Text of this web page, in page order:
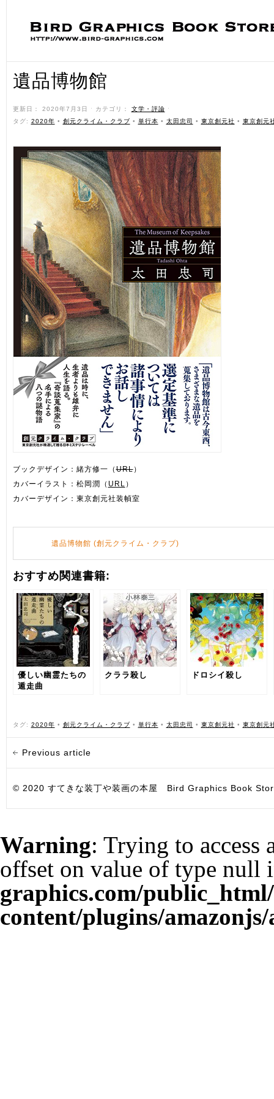
遺品博物館
更新日： 2020年7月3日 ˑ カテゴリ： 文学・評論 ˑ
タグ: 2020年 • 創元クライム・クラブ • 単行本 • 太田忠司 • 東京創元社 • 東京創元
ブックデザイン：緒方修一（URL）
カバーイラスト：松岡潤（ URL ）
カバーデザイン：東京創元社装幀室
遺品博物館 (創元クライム・クラブ)
おすすめ関連書籍:
優しい幽霊たちの
遁走曲
クララ殺し ドロシイ殺し
タグ: 2020年 • 創元クライム・クラブ • 単行本 • 太田忠司 • 東京創元社 • 東京創元
Previous article
© 2020 すてきな装丁や装画の本屋 Bird Graphics Book
Warning: Trying to access
offset on value of type null
graphics.com/
content/plugins/